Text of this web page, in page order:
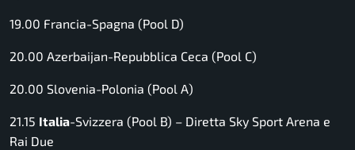
19.00 Francia-Spagna (Pool D)
20.00 Azerbaijan-Repubblica Ceca (Pool C)
20.00 Slovenia-Polonia (Pool A)
21.15 Italia-Svizzera (Pool B) – Diretta Sky Sport Arena e
Rai Due